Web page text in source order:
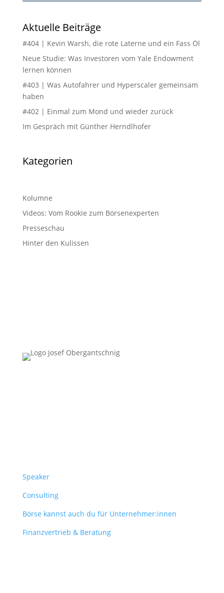
Aktuelle Beiträge
#404 | Kevin Warsh, die rote Laterne und ein Fass Öl
Neue Studie: Was Investoren vom Yale Endowment
lernen können
#403 | Was Autofahrer und Hyperscaler gemeinsam
haben
#402 | Einmal zum Mond und wieder zurück
Im Gespräch mit Günther Herndlhofer
Kategorien
Kolumne
Videos: Vom Rookie zum Börsenexperten
Presseschau
Hinter den Kulissen
Speaker
Consulting
Börse kannst auch du für Unternehmer:innen
Finanzvertrieb & Beratung